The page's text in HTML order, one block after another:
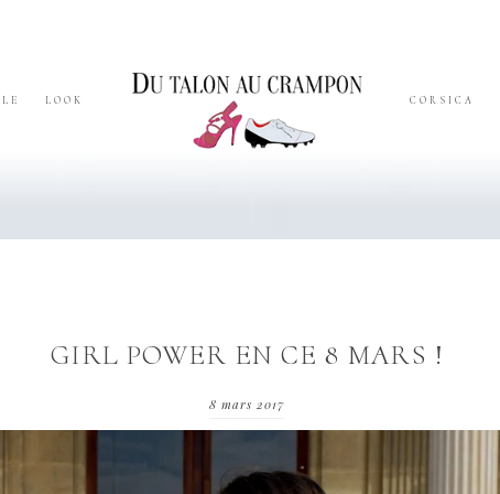
LOOK CORSICA
GIRL POWER EN CE 8 MARS !
8 mars 2017